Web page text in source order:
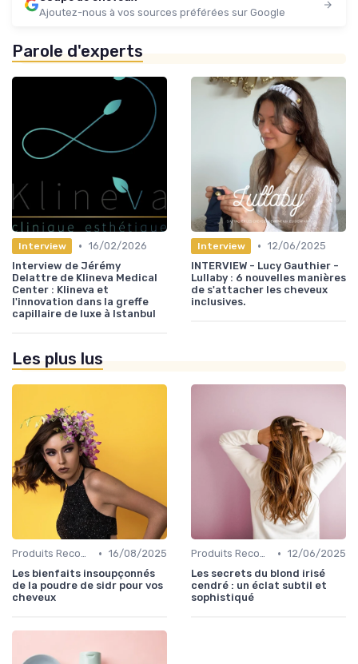
Ajoutez-nous à vos sources préférées sur Google
Parole d'experts
Interview • 16/02/2026
Interview de Jérémy
Delattre de Klineva Medical
Center : Klineva et
l'innovation dans la greffe
capillaire de luxe à Istanbul
Interview • 12/06/2025
INTERVIEW - Lucy Gauthier -
Lullaby : 6 nouvelles manières
de s'attacher les cheveux
inclusives.
Les plus lus
Produits Recommandés • 16/08/2025
Les bienfaits insoupçonnés
de la poudre de sidr pour vos
cheveux
Produits Recommandés • 12/06/2025
Les secrets du blond irisé
cendré : un éclat subtil et
sophistiqué